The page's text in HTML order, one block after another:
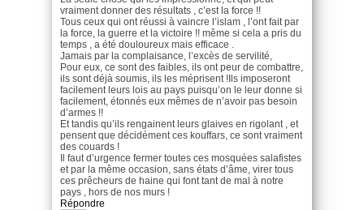
vraiment donner des résultats , c’est la force !!
Tous ceux qui ont réussi à vaincre l’islam , l’ont fait par
la force, la guerre et la victoire !! même si cela a pris du
temps , a été douloureux mais efficace .
Jamais par la complaisance, l’excès de servilité,
Pour eux, ce sont des faibles, ils ont peur de combattre,
ils sont déjà soumis, ils les méprisent !Ils imposeront
facilement leurs lois au pays puisqu’on le leur donne si
facilement, étonnés eux mêmes de n’avoir pas besoin
d’armes !!
Et tandis qu’ils rengainent leurs glaives en rigolant , et
pensent que décidément ces kouffars, ce sont vraiment
des couards !
Il faut d’urgence fermer toutes ces mosquées salafistes
et par la même occasion, sans états d’âme, virer tous
ces prêcheurs de haine qui font tant de mal à notre
pays , hors de nos murs !
Répondre